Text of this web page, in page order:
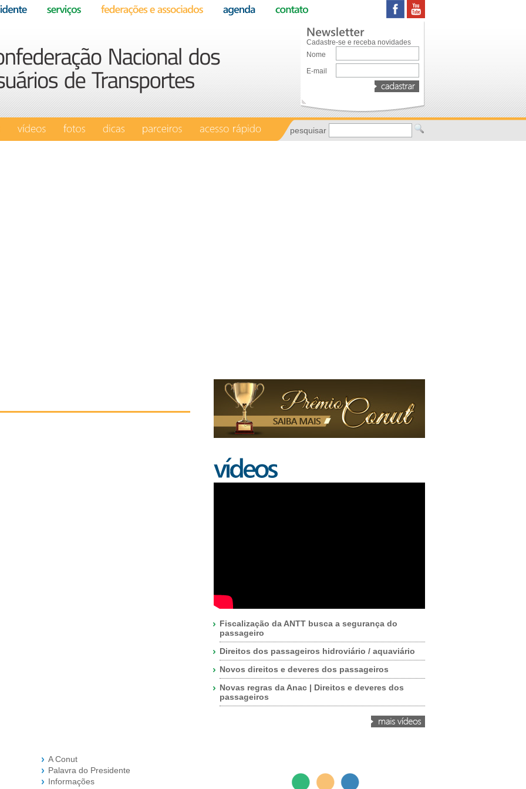
Cadastre-se e receba novidades
Nome
E-mail
pesquisar
Fiscalização da ANTT busca a segurança do
passageiro
Direitos dos passageiros hidroviário / aquaviário
Novos direitos e deveres dos passageiros
Novas regras da Anac | Direitos e deveres dos
passageiros
A Conut
Palavra do Presidente
Informações